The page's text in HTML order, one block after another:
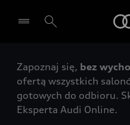
Wybierz Twojego
Zapoznaj się, bez
ofertą wszystkich
gotowych do odbioru.
Eksperta Audi Online.